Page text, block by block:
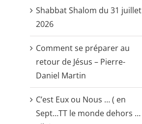
Shabbat Shalom du 31 juillet
2026
Comment se préparer au
retour de Jésus – Pierre-
Daniel Martin
C’est Eux ou Nous … ( en
Sept…TT le monde dehors …